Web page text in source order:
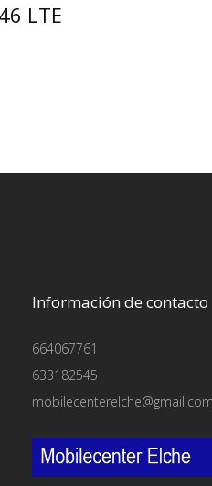
LTE
Información de contacto
664067761
633182545
mobilecenterelche@gmail.com